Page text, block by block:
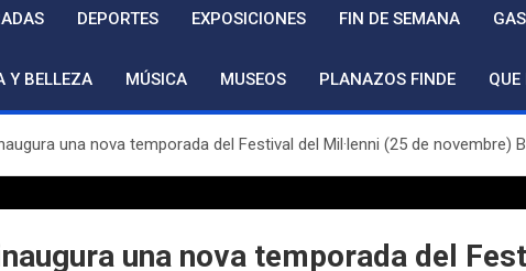
DEPORTES EXPOSICIONES FIN DE SEMANA
Y BELLEZA MÚSICA MUSEOS PLANAZOS FINDE QUE
una nova temporada del Festival del Mil·lenni (25 de novembre)
una nova temporada del